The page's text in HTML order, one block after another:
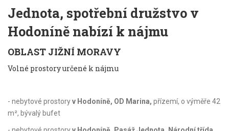
Jednota, spotřební družstvo v
Hodoníně nabízí k nájmu
OBLAST JIŽNÍ MORAVY
Volné prostory určené k nájmu
- nebytové prostoryv Hodoníně, OD Marina, přízemí, o výměře 42
m², bývalý bufet